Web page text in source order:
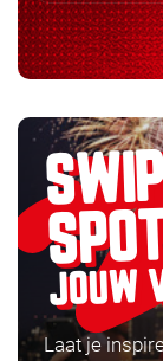
JOUW
Laat je